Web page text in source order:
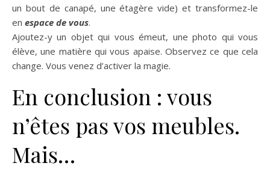
un bout de canapé, une étagère vide) et transformez-le
en espace de vous.
Ajoutez-y un objet qui vous émeut, une photo qui vous
élève, une matière qui vous apaise. Observez ce que cela
change. Vous venez d’activer la magie.
En conclusion : vous
n’êtes pas vos meubles.
Mais…